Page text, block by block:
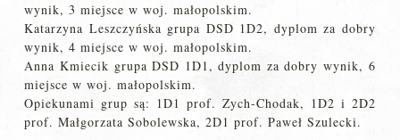
wynik, 3 miejsce w woj. małopolskim.
Katarzyna Leszczyńska grupa DSD 1D2, dyplom za dobry
wynik, 4 miejsce w woj. małopolskim.
Anna Kmiecik grupa DSD 1D1, dyplom za dobry wynik, 6
miejsce w woj. małopolskim.
Opiekunami grup są: 1D1 prof. Zych-Chodak, 1D2 i 2D2
prof. Małgorzata Sobolewska, 2D1 prof. Paweł Szulecki.